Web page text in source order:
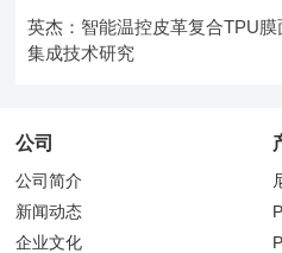
英杰：智能温控皮革复合TPU
集成技术研究
公司
公司简介
新闻动态
企业文化